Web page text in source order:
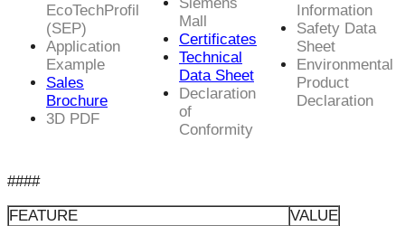
EcoTechProfil
(SEP)
Application
Example
Sales
Brochure
3D PDF
Mall
Certificates
Technical
Data Sheet
Declaration
of
Conformity
Information
Safety Data
Sheet
Environmental
Product
Declaration
####
FEATURE
VALUE